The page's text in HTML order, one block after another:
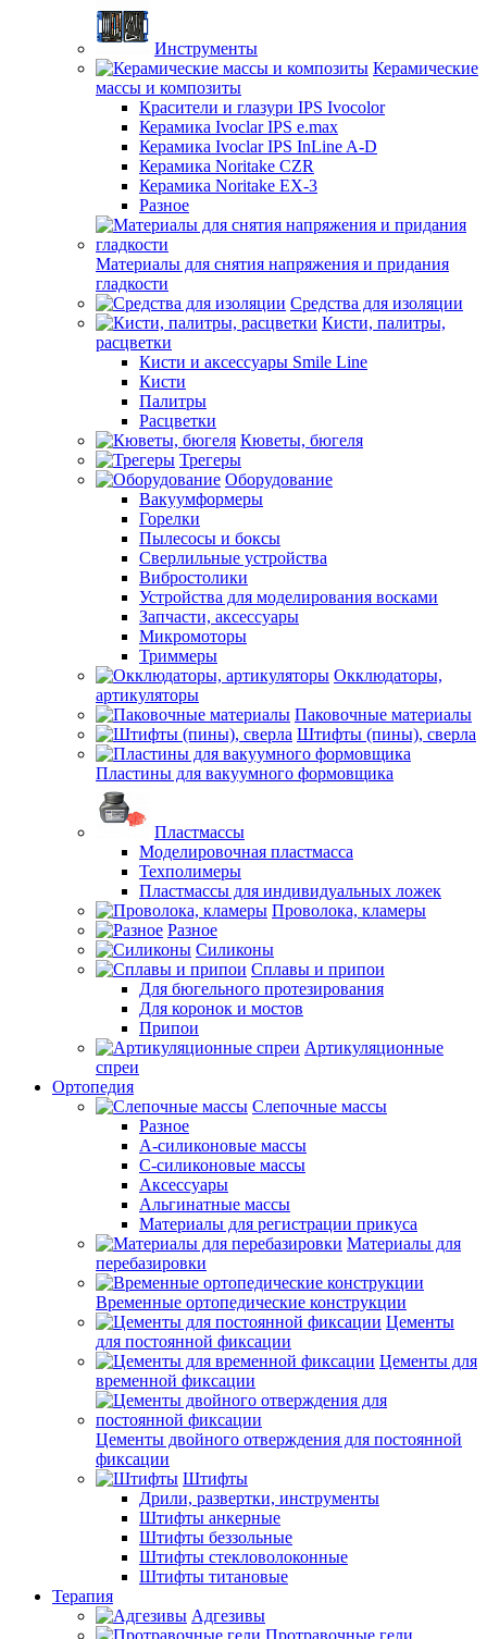
Инструменты
Керамические
массы и композиты
Красители и глазури IPS Ivocolor
Керамика Ivoclar IPS e.max
Керамика Ivoclar IPS InLine A-D
Керамика Noritake CZR
Керамика Noritake EX-3
Разное
Материалы для снятия напряжения и придания
гладкости
Средства для изоляции
Кисти, палитры,
расцветки
Кисти и аксессуары Smile Line
Кисти
Палитры
Расцветки
Кюветы, бюгеля
Трегеры
Оборудование
Вакуумформеры
Горелки
Пылесосы и боксы
Сверлильные устройства
Вибростолики
Устройства для моделирования восками
Запчасти, аксессуары
Микромоторы
Триммеры
Окклюдаторы,
артикуляторы
Паковочные материалы
Штифты (пины), сверла
Пластины для вакуумного формовщика
Пластмассы
Моделировочная пластмасса
Техполимеры
Пластмассы для индивидуальных ложек
Проволока, кламеры
Разное
Силиконы
Сплавы и припои
Для бюгельного протезирования
Для коронок и мостов
Припои
Артикуляционные
спреи
Ортопедия
Слепочные массы
Разное
А-силиконовые массы
С-силиконовые массы
Аксессуары
Альгинатные массы
Материалы для регистрации прикуса
Материалы для
перебазировки
Временные ортопедические конструкции
Цементы
для постоянной фиксации
Цементы для
временной фиксации
Цементы двойного отверждения для постоянной
фиксации
Штифты
Дрили, развертки, инструменты
Штифты анкерные
Штифты беззольные
Штифты стекловолоконные
Штифты титановые
Терапия
Адгезивы
Протравочные гели